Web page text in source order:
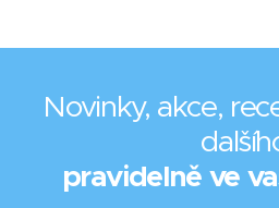
Novinky, akce,
pravidelně ve